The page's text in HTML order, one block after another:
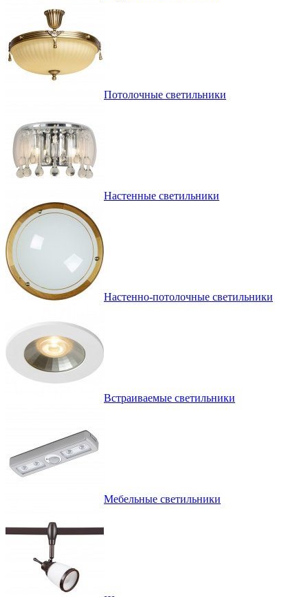
Потолочные светильники
Настенные светильники
Настенно-потолочные светильники
Встраиваемые светильники
Мебельные светильники